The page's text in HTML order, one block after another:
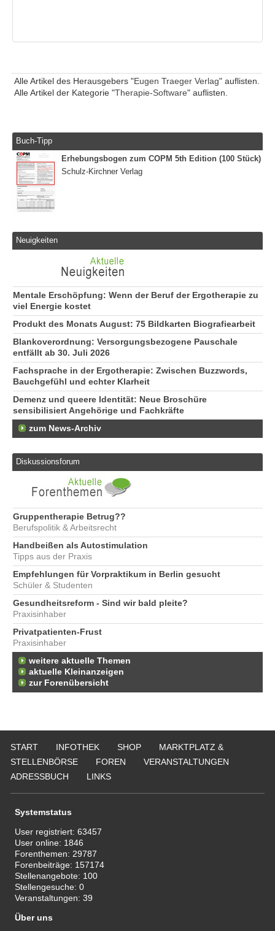
Alle Artikel des Herausgebers "Eugen Traeger Verlag" auflisten.
Alle Artikel der Kategorie "Therapie-Software" auflisten.
Buch-Tipp
Erhebungsbogen zum COPM 5th Edition (100 Stück)
Schulz-Kirchner Verlag
Neuigkeiten
Mentale Erschöpfung: Wenn der Beruf der Ergotherapie zu
viel Energie kostet
Produkt des Monats August: 75 Bildkarten Biografiearbeit
Blankoverordnung: Versorgungsbezogene Pauschale
entfällt ab 30. Juli 2026
Fachsprache in der Ergotherapie: Zwischen Buzzwords,
Bauchgefühl und echter Klarheit
Demenz und queere Identität: Neue Broschüre
sensibilisiert Angehörige und Fachkräfte
zum News-Archiv
Diskussionsforum
Gruppentherapie Betrug??
Berufspolitik & Arbeitsrecht
Handbeißen als Autostimulation
Tipps aus der Praxis
Empfehlungen für Vorpraktikum in Berlin gesucht
Schüler & Studenten
Gesundheitsreform - Sind wir bald pleite?
Praxisinhaber
Privatpatienten-Frust
Praxisinhaber
weitere aktuelle Themen
aktuelle Kleinanzeigen
zur Forenübersicht
START INFOTHEK SHOP
MARKTPLATZ &
STELLENBÖRSE
FOREN
VERANSTALTUNGEN
ADRESSBUCH
LINKS
Systemstatus
User registriert:63457
User online: 1846
Forenthemen: 29787
Forenbeiträge: 157174
Stellenangebote: 100
Stellengesuche:0
Veranstaltungen:39
Über uns